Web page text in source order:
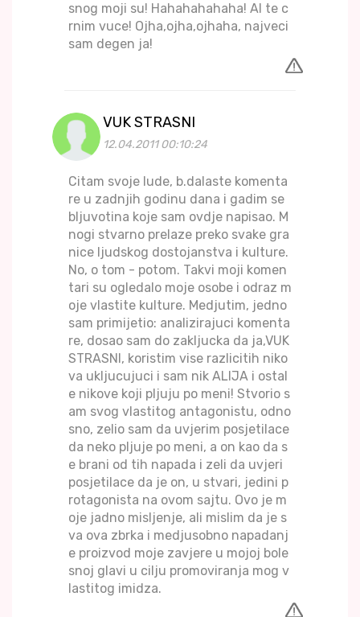
snog moji su! Hahahahahaha! Al te c
rnim vuce! Ojha,ojha,ojhaha, najveci
sam degen ja!
VUK STRASNI
12.04.2011 00:10:24
Citam svoje lude, b.dalaste komenta
re u zadnjih godinu dana i gadim se
bljuvotina koje sam ovdje napisao. M
nogi stvarno prelaze preko svake gra
nice ljudskog dostojanstva i kulture.
No, o tom - potom. Takvi moji komen
tari su ogledalo moje osobe i odraz m
oje vlastite kulture. Medjutim, jedno
sam primijetio: analizirajuci komenta
re, dosao sam do zakljucka da ja,VUK
STRASNI, koristim vise razlicitih niko
va ukljucujuci i sam nik ALIJA i ostal
e nikove koji pljuju po meni! Stvorio s
am svog vlastitog antagonistu, odno
sno, zelio sam da uvjerim posjetilace
da neko pljuje po meni, a on kao da s
e brani od tih napada i zeli da uvjeri
posjetilace da je on, u stvari, jedini p
rotagonista na ovom sajtu. Ovo je m
oje jadno misljenje, ali mislim da je s
va ova zbrka i medjusobno napadanj
e proizvod moje zavjere u mojoj bole
snoj glavi u cilju promoviranja mog v
lastitog imidza.